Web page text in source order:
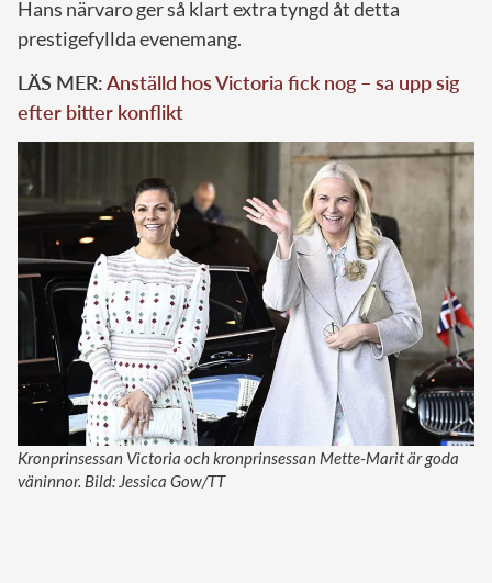
Hans närvaro ger så klart extra tyngd åt detta
prestigefyllda evenemang.
LÄS MER:Anställd hos Victoria fick nog – sa upp sig
efter bitter konflikt
Kronprinsessan Victoria och kronprinsessan Mette-Marit är goda
väninnor. Bild: Jessica Gow/TT